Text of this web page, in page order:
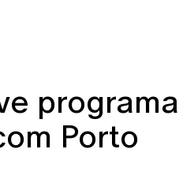
programa
Porto